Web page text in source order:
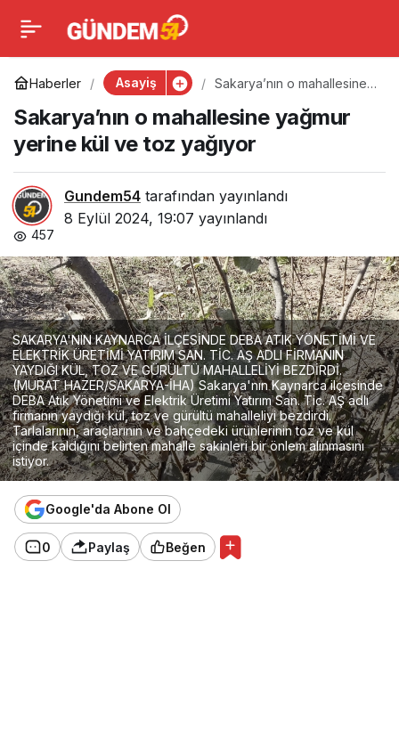
Haberler Asayiş
Sakarya’nın o mahallesine
yağıyor
Sakarya’nın o mahallesine yağmur
yerine kül ve toz yağıyor
Gundem54 tarafından yayınlandı
8 Eylül 2024, 19:07 yayınlandı
457
SAKARYA'NIN KAYNARCA İLÇESİNDE DEBA ATIK YÖNETİMİ VE
ELEKTRİK ÜRETİMİ YATIRIM SAN. TİC. AŞ ADLI FİRMANIN
YAYDIĞI KÜL, TOZ VE GÜRÜLTÜ MAHALLELİYİ BEZDİRDİ.
(MURAT HAZER/SAKARYA-İHA) Sakarya'nın Kaynarca ilçesinde
DEBA Atık Yönetimi ve Elektrik Üretimi Yatırım San. Tic. AŞ adlı
firmanın yaydığı kül, toz ve gürültü mahalleliyi bezdirdi.
Tarlalarının, araçlarının ve bahçedeki ürünlerinin toz ve kül
içinde kaldığını belirten mahalle sakinleri bir önlem alınmasını
istiyor.
Google'da Abone Ol
0 Paylaş Beğen
Sakarya’nın o
mahallesine yağmur
yerine kül ve toz yağıyor